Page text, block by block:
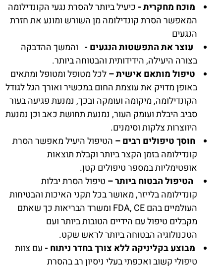
מוכח מחקרית - כיעיל ביותר להסרת נגעי הקונדילומה
המאפשר הסרת קונדילומה מן השורש ומונע את חזרת
הנגעים
עוצר את התפשטות הנגעים - והמשך ההדבקה
בצורה היעילה, הידידותית והבטוחה ביותר.
טיפול מותאם אישית –לכל מטופל ומטופל ומתאים
באופן מדויק את עוצמת החום במכשיר ואורך הגל לגודל
הקונדילומה, מיקומה ועומקה ובכך, נמנעת פגיעה בעור
סביב היבלת ועומק העור, נמנעת תחושת כאב וכן נמנעת
היווצרות צלקות וסימנים.
חוסך טיפולים רבים – הטיפול היעיל מאפשר הסרת
קונדילומה בזמן הקצר ביותר וקבלת תוצאות
אופטימליות במספר טיפולים קטן.
הטיפול הבטוח ביותר – טיפול הסרת יבלות
קונדילומה בלייזר, מאושר בכל תקני האיכות והבטיחות
העולמיים בהם FDA, CE ומשרד הבריאות כך שאתם
מקבלים טיפול עם הידיים הטובות ביותר ועם
הטכנולוגיה הבטוחה ביותר לראש שקט.
מבוצע בקליניקה ללא צורך בחדר ניתוח - עם צוות
טיפולי קשוב ואכפתי בעלי ניסיון רב בהסרת